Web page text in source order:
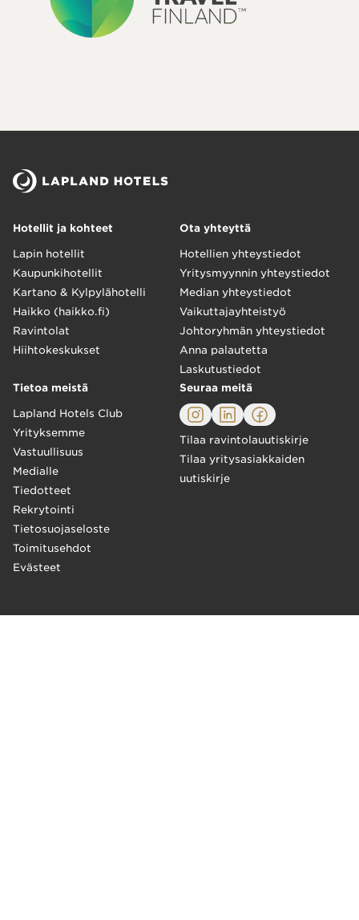
Hotellit ja kohteet
Lapin hotellit
Kaupunkihotellit
Kartano & Kylpylähotelli
Haikko (haikko.fi)
Ravintolat
Hiihtokeskukset
Ota yhteyttä
Hotellien yhteystiedot
Yritysmyynnin yhteystiedot
Median yhteystiedot
Vaikuttajayhteistyö
Johtoryhmän yhteystiedot
Anna palautetta
Laskutustiedot
Tietoa meistä
Lapland Hotels Club
Yrityksemme
Vastuullisuus
Medialle
Tiedotteet
Rekrytointi
Tietosuojaseloste
Toimitusehdot
Evästeet
Seuraa meitä
Tilaa ravintolauutiskirje
Tilaa yritysasiakkaiden
uutiskirje